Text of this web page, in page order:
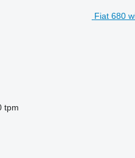
Fiat 680
tpm